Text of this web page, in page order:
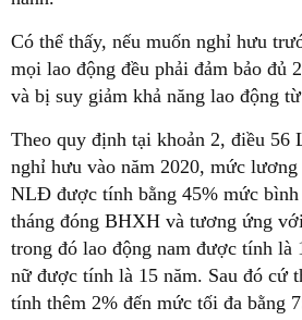
Có thể thấy, nếu muốn nghỉ hưu
mọi lao động đều phải đảm bảo đủ
và bị suy giảm khả năng lao động
Theo quy định tại khoản 2, điều 56
nghỉ hưu vào năm 2020, mức lương
NLĐ được tính bằng 45% mức
tháng đóng BHXH và tương ứng
trong đó lao động nam được tính là
nữ được tính là 15 năm. Sau đó cứ
tính thêm 2% đến mức tối đa bằng